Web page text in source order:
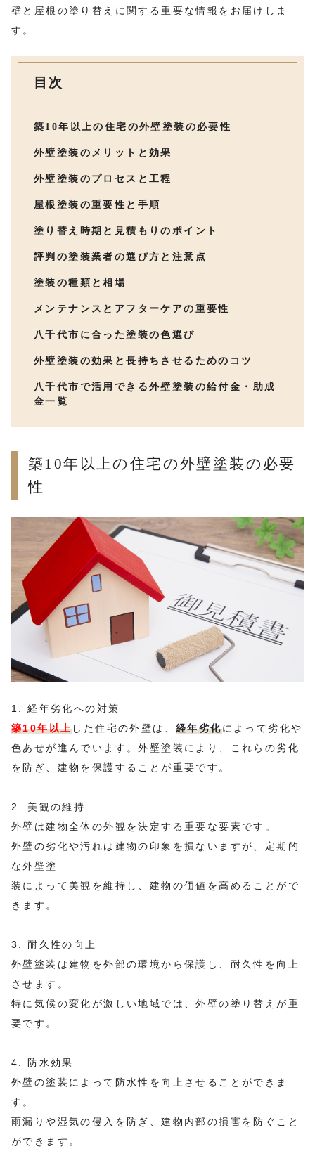
壁と屋根の塗り替えに関する重要な情報をお届けしま
す。
目次
築10年以上の住宅の外壁塗装の必要性
外壁塗装のメリットと効果
外壁塗装のプロセスと工程
屋根塗装の重要性と手順
塗り替え時期と見積もりのポイント
評判の塗装業者の選び方と注意点
塗装の種類と相場
メンテナンスとアフターケアの重要性
八千代市に合った塗装の色選び
外壁塗装の効果と長持ちさせるためのコツ
八千代市で活用できる外壁塗装の給付金・助成
金一覧
築10年以上の住宅の外壁塗装の必要
性
1. 経年劣化への対策
築10年以上した住宅の外壁は、経年劣化によって劣化や
色あせが進んでいます。外壁塗装により、これらの劣化
を防ぎ、建物を保護することが重要です。
2. 美観の維持
外壁は建物全体の外観を決定する重要な要素です。
外壁の劣化や汚れは建物の印象を損ないますが、定期的
な外壁塗
装によって美観を維持し、建物の価値を高めることがで
きます。
3. 耐久性の向上
外壁塗装は建物を外部の環境から保護し、耐久性を向上
させます。
特に気候の変化が激しい地域では、外壁の塗り替えが重
要です。
4. 防水効果
外壁の塗装によって防水性を向上させることができま
す。
雨漏りや湿気の侵入を防ぎ、建物内部の損害を防ぐこと
ができます。